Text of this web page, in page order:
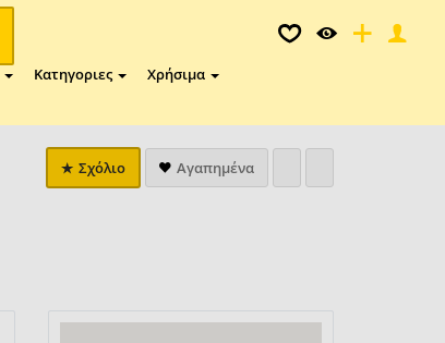
Κατηγοριες Χρήσιμα
Σχόλιο Αγαπημένα